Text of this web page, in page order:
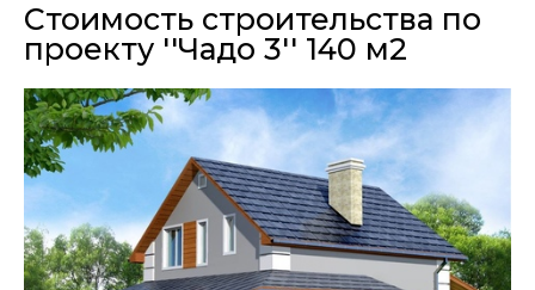
Стоимость строительства по
проекту ''Чадо 3'' 140 м2